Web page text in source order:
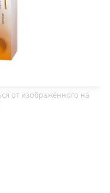
от изображённого на